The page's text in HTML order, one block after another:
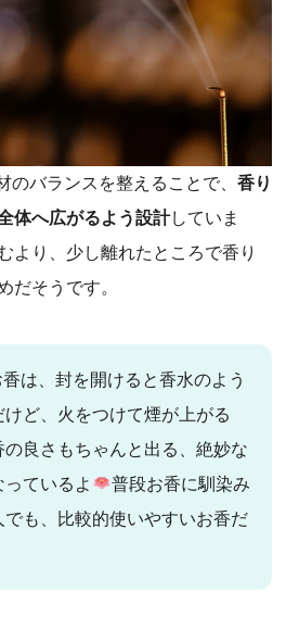
のバランスを整えることで、 香り
体へ広がるよう設計していま
より、少し離れたところで香り
だそうです。
は、封を開けると香水のよう
けど、火をつけて煙が上がる
の良さもちゃんと出る、絶妙な
ているよ
普段お香に馴染み
でも、比較的使いやすいお香だ